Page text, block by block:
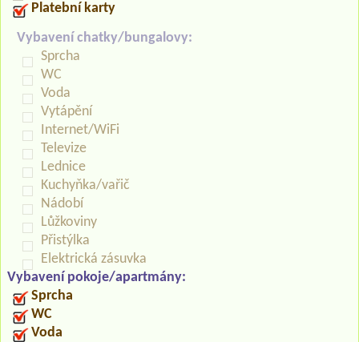
Platební karty
Vybavení chatky/bungalovy:
Sprcha
WC
Voda
Vytápění
Internet/WiFi
Televize
Lednice
Kuchyňka/vařič
Nádobí
Lůžkoviny
Přistýlka
Elektrická zásuvka
Vybavení pokoje/apartmány:
Sprcha
WC
Voda